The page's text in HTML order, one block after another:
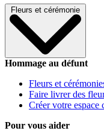
Fleurs et cérémonie
Hommage au défunt
Fleurs et
Faire livrer des
Créer votre espace
Pour vous aider